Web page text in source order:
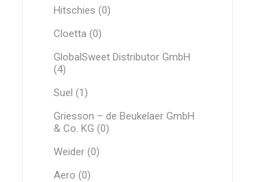
Hitschies (0)
Cloetta (0)
GlobalSweet Distributor GmbH
(4)
Suel (1)
Griesson – de Beukelaer GmbH
& Co. KG (0)
Weider (0)
Aero (0)